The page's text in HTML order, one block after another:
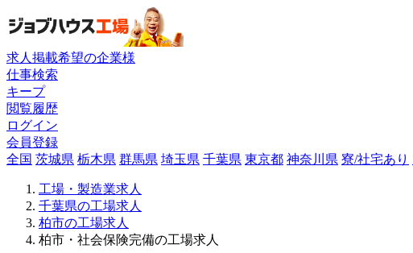
求人掲載希望の企業様
仕事検索
キープ
閲覧履歴
ログイン
会員登録
全国 茨城県 栃木県 群馬県 埼玉県 千葉県 東京都 神奈川県 寮/社宅あり
工場・製造業求人
千葉県の工場求人
柏市の工場求人
柏市・社会保険完備の工場求人